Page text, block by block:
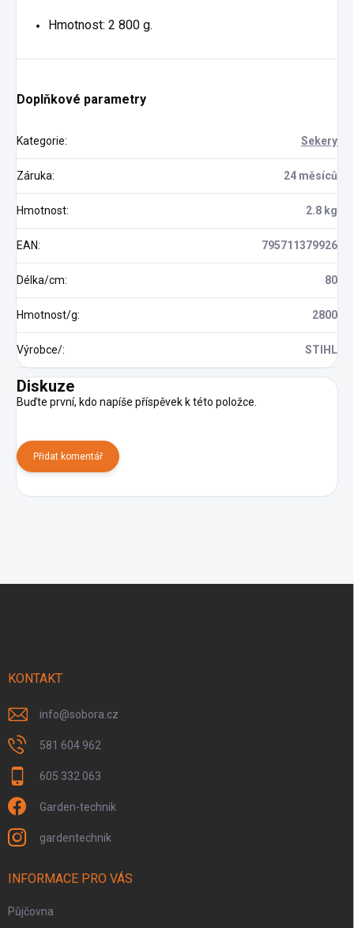
Hmotnost: 2 800 g.
Doplňkové parametry
Kategorie: Sekery
Záruka: 24 měsíců
Hmotnost: 2.8 kg
EAN: 795711379926
Délka/cm: 80
Hmotnost/g: 2800
Výrobce/: STIHL
Diskuze
Buďte první, kdo napíše příspěvek k této položce.
Přidat komentář
KONTAKT
info@sobora.cz
581 604 962
605 332 063
Garden-technik
gardentechnik
INFORMACE PRO VÁS
Půjčovna